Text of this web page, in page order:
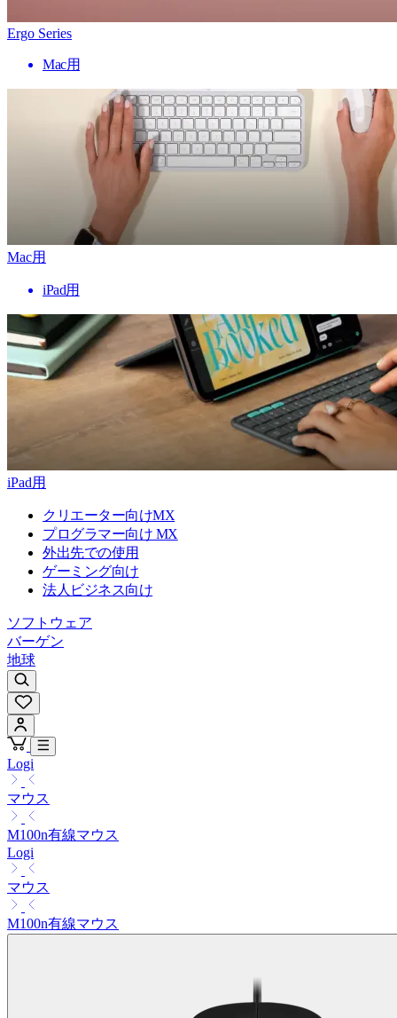
Ergo Series
Mac用
Mac用
iPad用
iPad用
クリエーター向けMX
プログラマー向け MX
外出先での使用
ゲーミング向け
法人ビジネス向け
ソフトウェア
バーゲン
地球
Logi
マウス
M100n有線マウス
Logi
マウス
M100n有線マウス